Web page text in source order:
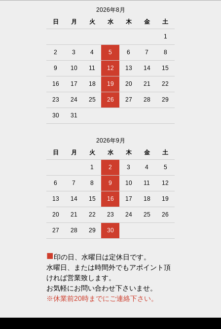
2026年8月
日
月 火 水 木 金 土
1
2 3 4 5 6 7 8
9 10 11 12 13 14 15
16 17 18 19 20 21 22
23 24 25 26 27 28 29
30 31
2026年9月
日
月 火 水 木 金 土
1 2 3 4 5
6 7 8 9 10 11 12
13 14 15 16 17 18 19
20 21 22 23 24 25 26
27 28 29 30
■印の日、水曜日は定休日です。
水曜日、または時間外でもアポイント頂
ければ営業致します。
お気軽にお問い合わせ下さいませ。
※休業前20時までにご連絡下さい。